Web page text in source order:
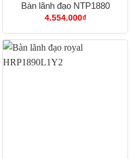
Bàn lãnh đạo NTP1880
4.554.000₫